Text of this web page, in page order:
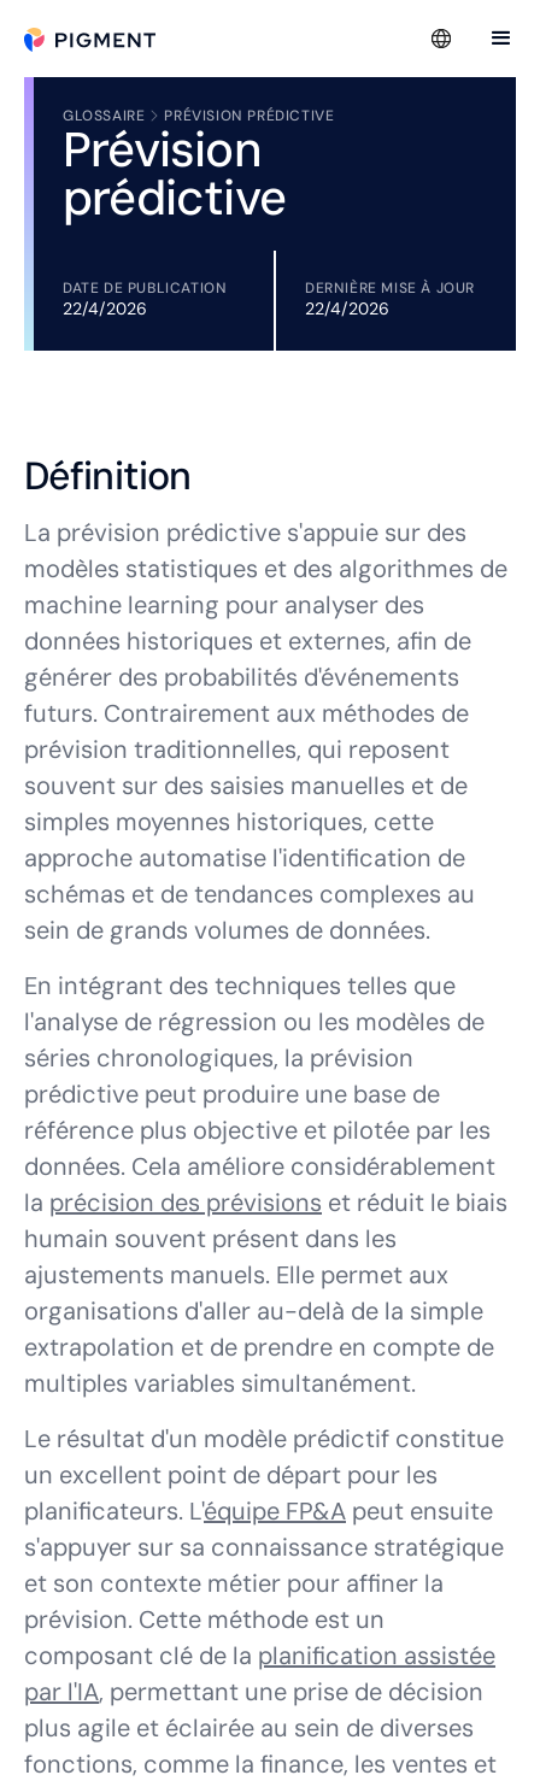
GLOSSAIRE PRÉVISION PRÉDICTIVE
Prévision
prédictive
DATE DE PUBLICATION
22/4/2026
DERNIÈRE MISE À JOUR
22/4/2026
Définition
La prévision prédictive s'appuie sur des
modèles statistiques et des algorithmes de
machine learning pour analyser des
données historiques et externes, afin de
générer des probabilités d'événements
futurs. Contrairement aux méthodes de
prévision traditionnelles, qui reposent
souvent sur des saisies manuelles et de
simples moyennes historiques, cette
approche automatise l'identification de
schémas et de tendances complexes au
sein de grands volumes de données.
En intégrant des techniques telles que
l'analyse de régression ou les modèles de
séries chronologiques, la prévision
prédictive peut produire une base de
référence plus objective et pilotée par les
données. Cela améliore considérablement
la précision des prévisions et réduit le biais
humain souvent présent dans les
ajustements manuels. Elle permet aux
organisations d'aller au-delà de la simple
extrapolation et de prendre en compte de
multiples variables simultanément.
Le résultat d'un modèle prédictif constitue
un excellent point de départ pour les
planificateurs. L'équipe FP&A peut ensuite
s'appuyer sur sa connaissance stratégique
et son contexte métier pour affiner la
prévision. Cette méthode est un
composant clé de la planification assistée
par l'IA, permettant une prise de décision
plus agile et éclairée au sein de diverses
fonctions, comme la finance, les ventes et